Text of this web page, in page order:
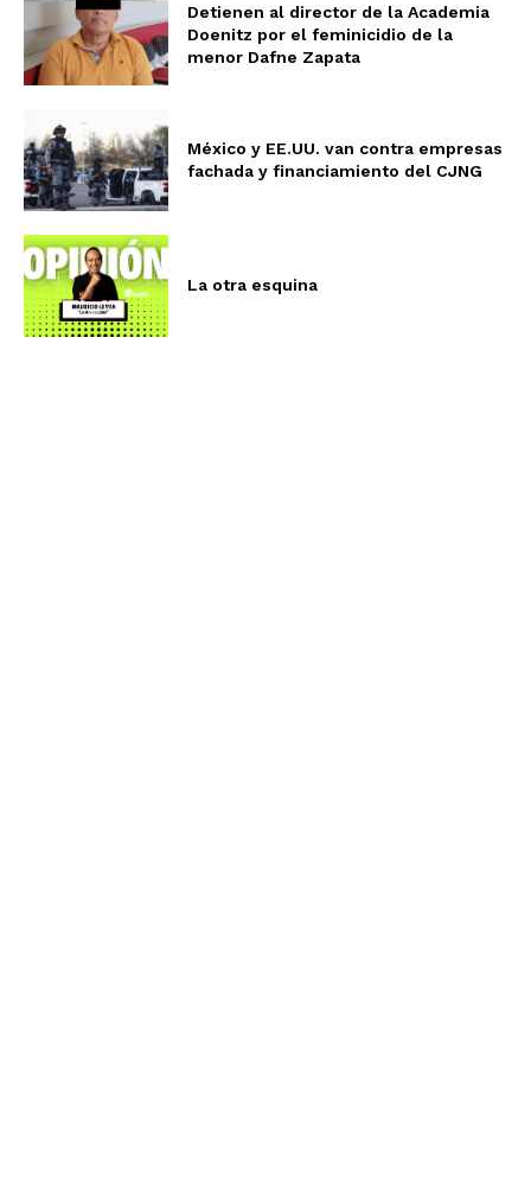
Detienen al director de la Academia
Doenitz por el feminicidio de la
menor Dafne Zapata
México y EE.UU. van contra empresas
fachada y financiamiento del CJNG
La otra esquina